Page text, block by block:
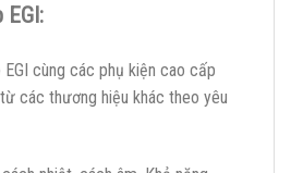
EGI:
cùng các phụ kiện cao cấp
các thương hiệu khác theo yêu